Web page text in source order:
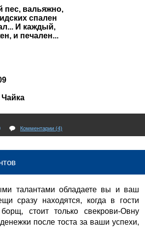
пес, вальяжно,
спален
И каждый,
и печален...
Комментарии (4)
талантами обладаете вы и ваш
сразу находятся, когда в гости
стоит только свекрови-Овну
после тоста за ваши успехи,